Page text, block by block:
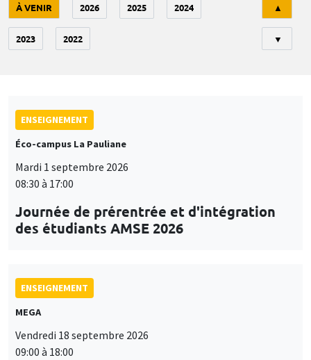
À VENIR 2026 2025 2024
2023 2022
▲
▼
ENSEIGNEMENT
Éco-campus La Pauliane
Mardi 1 septembre 2026
08:30 à 17:00
Journée de prérentrée et d'intégration
des étudiants AMSE 2026
ENSEIGNEMENT
MEGA
Vendredi 18 septembre 2026
09:00 à 18:00